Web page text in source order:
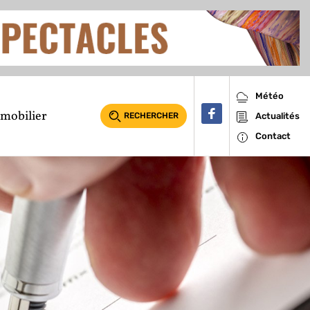
RECHERCHER
Météo
Actualités
Contact